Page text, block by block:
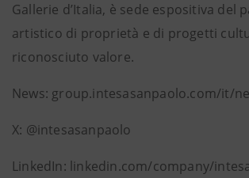
Gallerie d’Italia, è sede espositiva del
artistico di proprietà e di progetti
riconosciuto valore.
News: group.intesasanpaolo.com/it/
X: @intesasanpaolo
LinkedIn: linkedin.com/company/